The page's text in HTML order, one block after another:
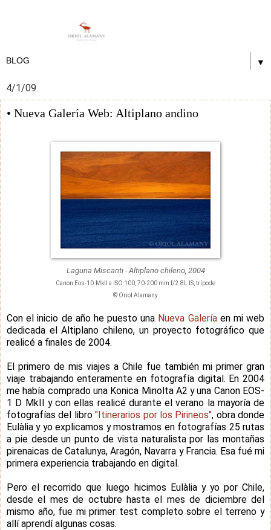
▼
4/1/09
• Nueva Galería Web: Altiplano andino
Laguna Miscanti - Altiplano chileno, 2004
Canon Eos-1D MkII a ISO 100, 70-200 mm f/2.8L IS, trípode
© Oriol Alamany
Con el inicio de año he puesto una Nueva Galeríaen mi web
dedicada el Altiplano chileno, un proyecto fotográfico que
realicé a finales de 2004.
El primero de mis viajes a Chile fue también mi primer gran
viaje trabajando enteramente en fotografía digital. En 2004
me había comprado una Konica Minolta A2 y una Canon EOS-
1 D MkII y con ellas realicé durante el verano la mayoría de
fotografías del libro"Itinerarios por los Pirineos", obra donde
Eulàlia y yo explicamos y mostramos en fotografías 25 rutas
a pie desde un punto de vista naturalista por las montañas
pirenaicas de Catalunya, Aragón, Navarra y Francia. Esa fué mi
primera experiencia trabajando en digital.
Pero el recorrido que luego hicimos Eulàlia y yo por Chile,
desde el mes de octubre hasta el mes de diciembre del
mismo año, fue mi primer test completo sobre el terreno y
allí aprendí algunas cosas.